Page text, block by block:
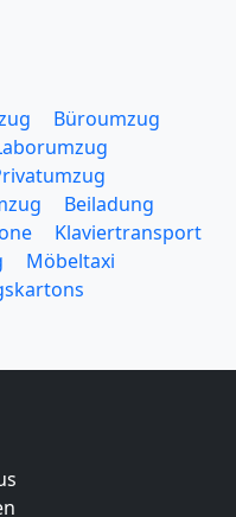
Büroumzug
Beiladung
Klaviertransport
Möbeltaxi